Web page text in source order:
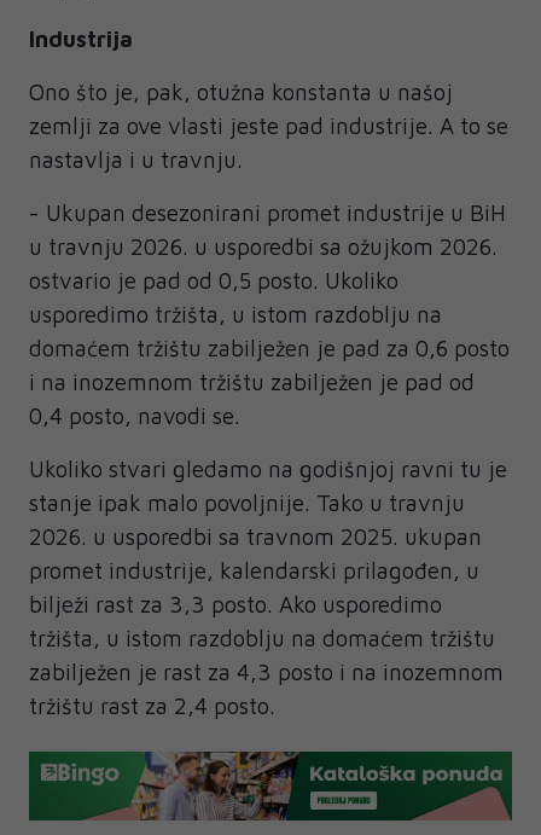
Industrija
Ono što je, pak, otužna konstanta u našoj
zemlji za ove vlasti jeste pad industrije. A to se
nastavlja i u travnju.
- Ukupan desezonirani promet industrije u BiH
u travnju 2026. u usporedbi sa ožujkom 2026.
ostvario je pad od 0,5 posto. Ukoliko
usporedimo tržišta, u istom razdoblju na
domaćem tržištu zabilježen je pad za 0,6 posto
i na inozemnom tržištu zabilježen je pad od
0,4 posto, navodi se.
Ukoliko stvari gledamo na godišnjoj ravni tu je
stanje ipak malo povoljnije. Tako u travnju
2026. u usporedbi sa travnom 2025. ukupan
promet industrije, kalendarski prilagođen, u
bilježi rast za 3,3 posto. Ako usporedimo
tržišta, u istom razdoblju na domaćem tržištu
zabilježen je rast za 4,3 posto i na inozemnom
tržištu rast za 2,4 posto.